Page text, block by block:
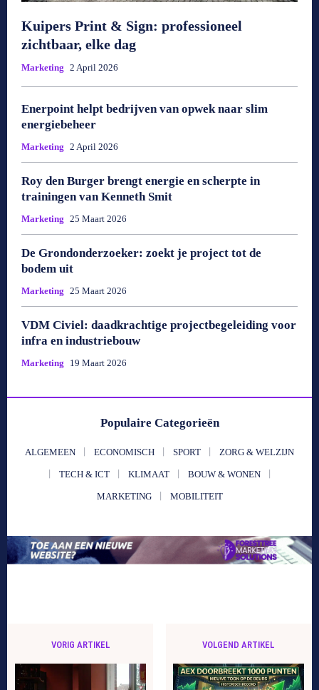
Kuipers Print & Sign: professioneel
zichtbaar, elke dag
Marketing 2 April 2026
Enerpoint helpt bedrijven van opwek naar slim
energiebeheer
Marketing 2 April 2026
Roy den Burger brengt energie en scherpte in
trainingen van Kenneth Smit
Marketing 25 Maart 2026
De Grondonderzoeker: zoekt je project tot de
bodem uit
Marketing 25 Maart 2026
VDM Civiel: daadkrachtige projectbegeleiding voor
infra en industriebouw
Marketing 19 Maart 2026
Populaire Categorieën
ALGEMEEN ECONOMISCH SPORT ZORG & WELZIJN
TECH & ICT KLIMAAT BOUW & WONEN
MARKETING MOBILITEIT
VORIG ARTIKEL VOLGEND ARTIKEL